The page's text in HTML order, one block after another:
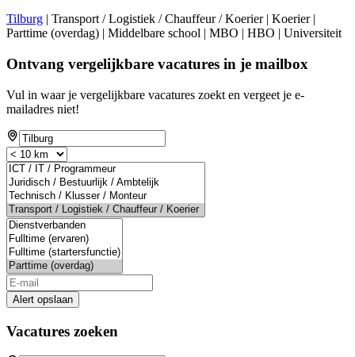
Tilburg | Transport / Logistiek / Chauffeur / Koerier | Koerier |
Parttime (overdag) | Middelbare school | MBO | HBO | Universiteit
Ontvang vergelijkbare vacatures in je mailbox
Vul in waar je vergelijkbare vacatures zoekt en vergeet je e-
mailadres niet!
Alert opslaan
Vacatures zoeken